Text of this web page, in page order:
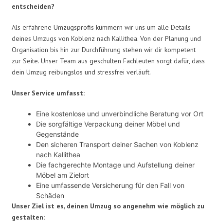
entscheiden?
Als erfahrene Umzugsprofis kümmern wir uns um alle Details
deines Umzugs von Koblenz nach Kallithea. Von der Planung und
Organisation bis hin zur Durchführung stehen wir dir kompetent
zur Seite. Unser Team aus geschulten Fachleuten sorgt dafür, dass
dein Umzug reibungslos und stressfrei verläuft.
Unser Service umfasst:
Eine kostenlose und unverbindliche Beratung vor Ort
Die sorgfältige Verpackung deiner Möbel und
Gegenstände
Den sicheren Transport deiner Sachen von Koblenz
nach Kallithea
Die fachgerechte Montage und Aufstellung deiner
Möbel am Zielort
Eine umfassende Versicherung für den Fall von
Schäden
Unser Ziel ist es, deinen Umzug so angenehm wie möglich zu
gestalten: